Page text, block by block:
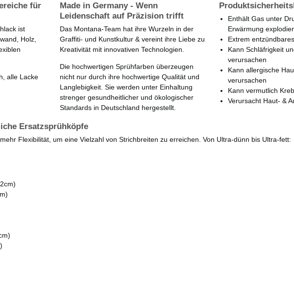
für
ist
Holz,
alle Lacke
Made in Germany - Wenn
Leidenschaft auf Präzision trifft
Das Montana-Team hat ihre Wurzeln in der
Graffiti- und Kunstkultur & vereint ihre Liebe zu
Kreativität mit innovativen Technologien.
Die hochwertigen Sprühfarben überzeugen
nicht nur durch ihre hochwertige Qualität und
Langlebigkeit. Sie werden unter Einhaltung
strenger gesundheitlicher und ökologischer
Standards in Deutschland hergestellt.
Enthält Gas unter
Erwärmung
Extrem
Kann Schläfrigkeit
verursachen
Kann allergische
verursachen
Kann vermutlich
Verursacht Haut- &
Ersatzsprühköpfe
Flexibilität, um eine Vielzahl von Strichbreiten zu erreichen. Von Ultra-dünn bis Ultra-fett: